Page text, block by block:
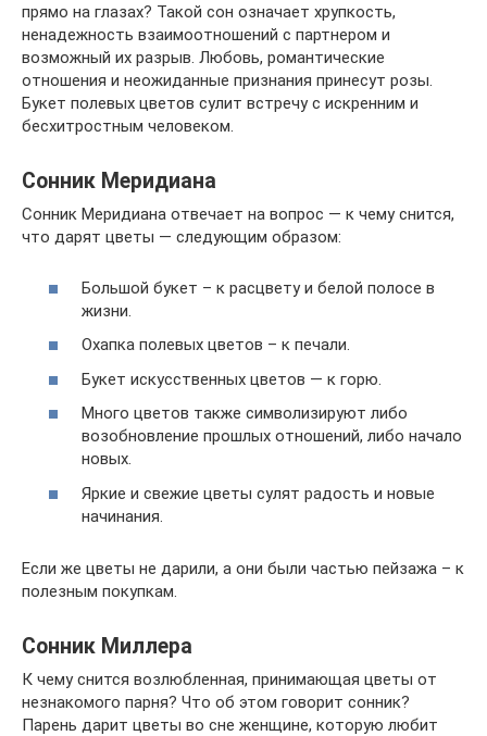
прямо на глазах? Такой сон означает хрупкость,
ненадежность взаимоотношений с партнером и
возможный их разрыв. Любовь, романтические
отношения и неожиданные признания принесут розы.
Букет полевых цветов сулит встречу с искренним и
бесхитростным человеком.
Сонник Меридиана
Сонник Меридиана отвечает на вопрос — к чему снится,
что дарят цветы — следующим образом:
Большой букет – к расцвету и белой полосе в
жизни.
Охапка полевых цветов – к печали.
Букет искусственных цветов — к горю.
Много цветов также символизируют либо
возобновление прошлых отношений, либо начало
новых.
Яркие и свежие цветы сулят радость и новые
начинания.
Если же цветы не дарили, а они были частью пейзажа – к
полезным покупкам.
Сонник Миллера
К чему снится возлюбленная, принимающая цветы от
незнакомого парня? Что об этом говорит сонник?
Парень дарит цветы во сне женщине, которую любит